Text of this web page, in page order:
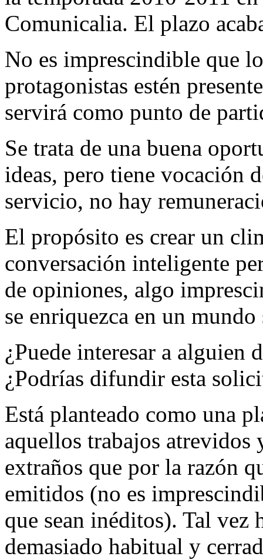
Comunicalia. El plazo
No es imprescindible que
protagonistas estén
servirá como punto de
Se trata de una buena
ideas, pero tiene vocación
servicio, no hay
El propósito es crear un
conversación inteligente
de opiniones, algo
se enriquezca en un
¿Puede interesar a alguien
¿Podrías difundir esta
Está planteado como una
aquellos trabajos atrevidos
extraños que por la razón
emitidos (no es
que sean inéditos). Tal vez
demasiado habitual y